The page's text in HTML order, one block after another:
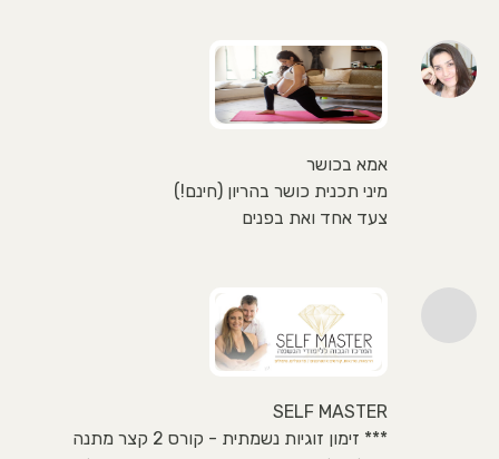
אמא בכושר
מיני תכנית כושר בהריון (חינם!)
צעד אחד ואת בפנים
SELF MASTER
*** זימון זוגיות נשמתית - קורס 2 קצר מתנה